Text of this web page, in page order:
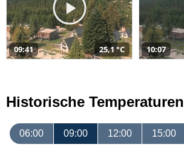
09:41 25,1 °C 10:07
Historische Temperaturen
06:00 09:00 12:00 15:00